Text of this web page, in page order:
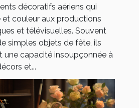
décoratifs aériens qui
couleur aux productions
et télévisuelles. Souvent
simples objets de fête, ils
une capacité insoupçonnée à
et...